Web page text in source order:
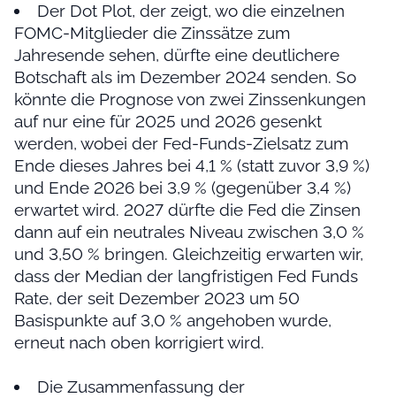
Der Dot Plot, der zeigt, wo die einzelnen
FOMC-Mitglieder die Zinssätze zum
Jahresende sehen, dürfte eine deutlichere
Botschaft als im Dezember 2024 senden. So
könnte die Prognose von zwei Zinssenkungen
auf nur eine für 2025 und 2026 gesenkt
werden, wobei der Fed-Funds-Zielsatz zum
Ende dieses Jahres bei 4,1 % (statt zuvor 3,9 %)
und Ende 2026 bei 3,9 % (gegenüber 3,4 %)
erwartet wird. 2027 dürfte die Fed die Zinsen
dann auf ein neutrales Niveau zwischen 3,0 %
und 3,50 % bringen. Gleichzeitig erwarten wir,
dass der Median der langfristigen Fed Funds
Rate, der seit Dezember 2023 um 50
Basispunkte auf 3,0 % angehoben wurde,
erneut nach oben korrigiert wird.
Die Zusammenfassung der